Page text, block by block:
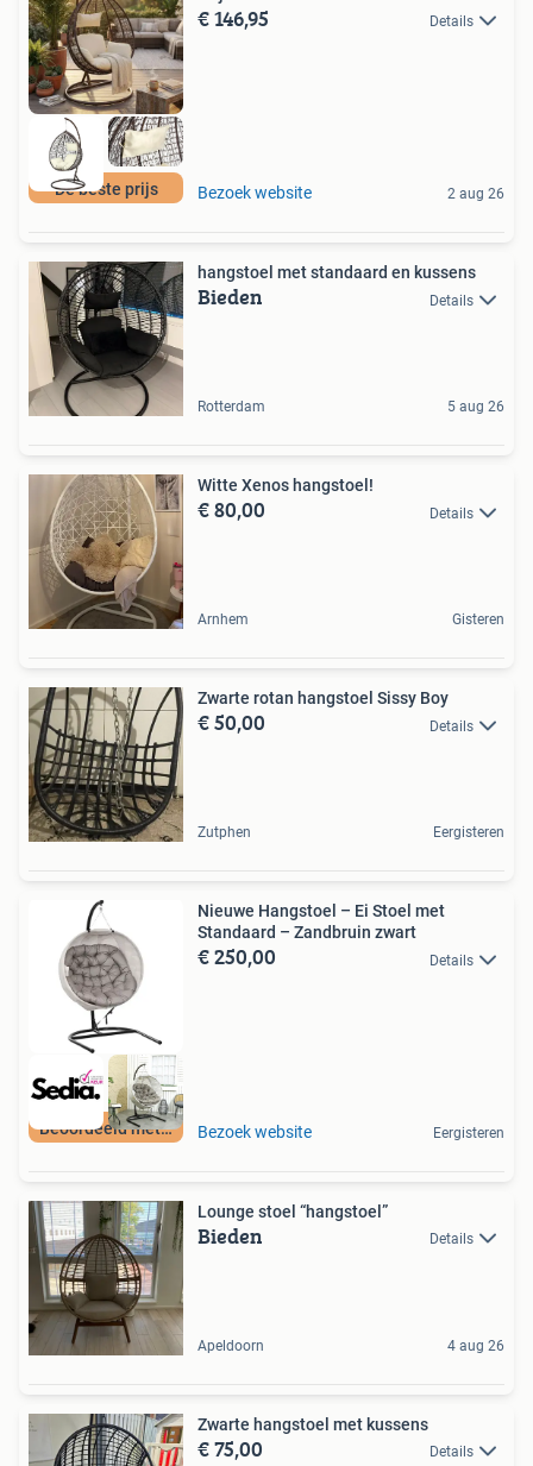
De beste prijs
€ 146,95 Details
Bezoek website 2 aug 26
hangstoel met standaard en kussens
Bieden Details
Rotterdam 5 aug 26
Witte Xenos hangstoel!
€ 80,00 Details
Arnhem Gisteren
Zwarte rotan hangstoel Sissy Boy
€ 50,00 Details
Zutphen Eergisteren
Beoordeeld met 9+
Nieuwe Hangstoel – Ei Stoel met
Standaard – Zandbruin zwart
€ 250,00 Details
Bezoek website Eergisteren
Lounge stoel “hangstoel”
Bieden Details
Apeldoorn 4 aug 26
Zwarte hangstoel met kussens
€ 75,00 Details